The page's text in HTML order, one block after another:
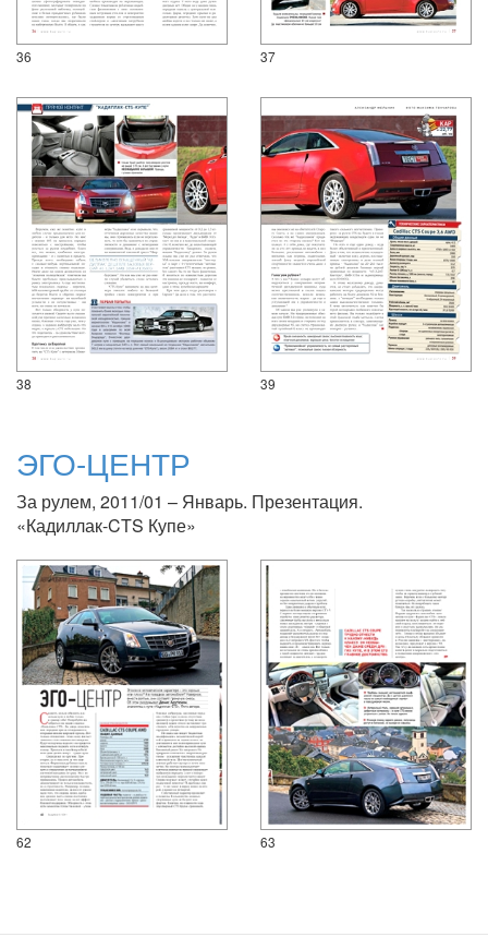
36 37
38 39
ЭГО-ЦЕНТР
За рулем, 2011/01 – Январь. Презентация.
«Кадиллак-CTS Купе»
62 63